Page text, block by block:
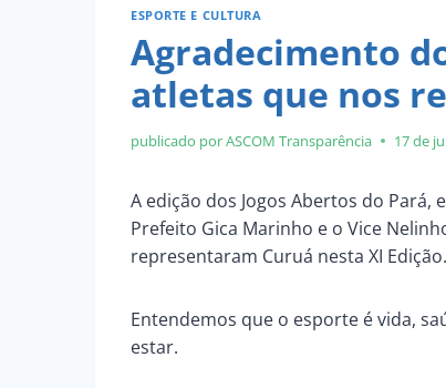
ESPORTE E CULTURA
Agradecimento
atletas que nos
publicado por ASCOM Transparência 17 de
A edição dos Jogos Abertos do
Prefeito Gica Marinho e o Vice
representaram Curuá nesta XI Edição.
Entendemos que o esporte é vida,
estar.